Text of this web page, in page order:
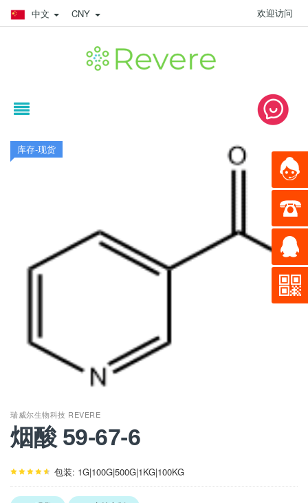
中文 CNY 欢迎访问
库存-现货
瑞威尔生物科技 REVERE
烟酸 59-67-6
包装: 1G|100G|500G|1KG|100KG